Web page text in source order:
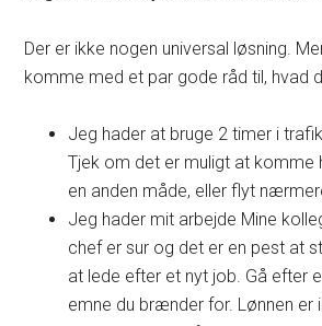
Der er ikke nogen universal løsning.
komme med et par gode råd til, hvad
Jeg hader at bruge 2 timer i
Tjek om det er muligt at komme
en anden måde, eller flyt
Jeg hader mit arbejde Mine
chef er sur og det er en pest at
at lede efter et nyt job. Gå efter
emne du brænder for. Lønnen er